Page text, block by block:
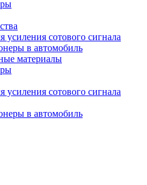
усиления сотового сигнала
в автомобиль
материалы
усиления сотового сигнала
в автомобиль